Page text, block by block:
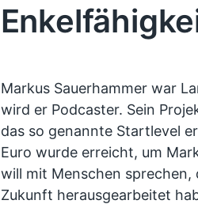
Markus Sauerhammer war
wird er Podcaster. Sein
das so genannte Startlevel
Euro wurde erreicht, um
will mit Menschen sprechen,
Zukunft herausgearbeitet